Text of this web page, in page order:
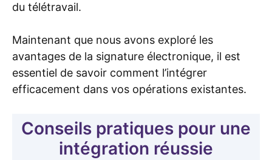
du télétravail.
Maintenant que nous avons exploré les
avantages de la signature électronique, il est
essentiel de savoir comment l’intégrer
efficacement dans vos opérations existantes.
Conseils pratiques pour une
intégration réussie